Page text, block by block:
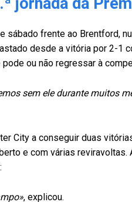
sábado frente ao Brentford,
desde a vitória por 2-1
ou não regressar à
sem ele durante muitos
City a conseguir duas
e com várias reviravoltas.
, explicou.